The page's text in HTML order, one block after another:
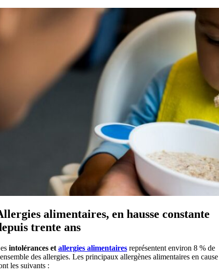
alimentaires, en hausse constante
trente ans
intolérances et allergies alimentairesreprésentent environ 8 % de
des allergies. Les principaux allergènes alimentaires en cause
les suivants :